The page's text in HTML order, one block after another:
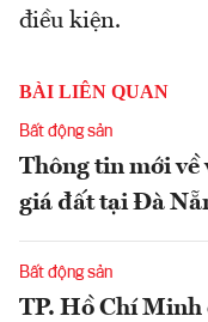
điều kiện.
BÀI LIÊN QUAN
Bất động sản
Thông tin mới về
giá đất tại Đà
Bất động sản
TP. Hồ Chí